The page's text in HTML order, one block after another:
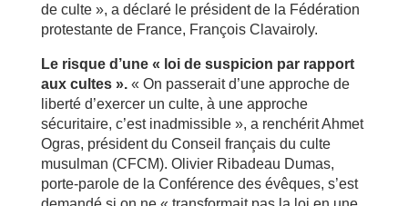
de culte », a déclaré le président de la Fédération
protestante de France, François Clavairoly.
Le risque d’une « loi de suspicion par rapport
aux cultes ».« On passerait d’une approche de
liberté d’exercer un culte, à une approche
sécuritaire, c’est inadmissible », a renchérit Ahmet
Ogras, président du Conseil français du culte
musulman (CFCM). Olivier Ribadeau Dumas,
porte-parole de la Conférence des évêques, s’est